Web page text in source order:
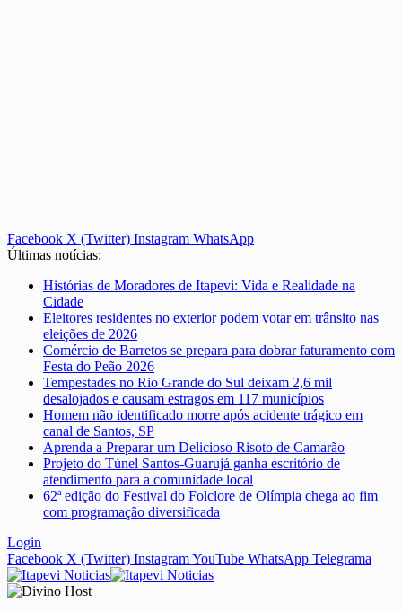
Facebook X (Twitter) Instagram WhatsApp
Últimas notícias:
Histórias de Moradores de Itapevi: Vida e Realidade na
Cidade
Eleitores residentes no exterior podem votar em trânsito nas
eleições de 2026
Comércio de Barretos se prepara para dobrar faturamento com
Festa do Peão 2026
Tempestades no Rio Grande do Sul deixam 2,6 mil
desalojados e causam estragos em 117 municípios
Homem não identificado morre após acidente trágico em
canal de Santos, SP
Aprenda a Preparar um Delicioso Risoto de Camarão
Projeto do Túnel Santos-Guarujá ganha escritório de
atendimento para a comunidade local
62ª edição do Festival do Folclore de Olímpia chega ao fim
com programação diversificada
Login
Facebook X (Twitter) InstagramYouTube WhatsApp Telegrama